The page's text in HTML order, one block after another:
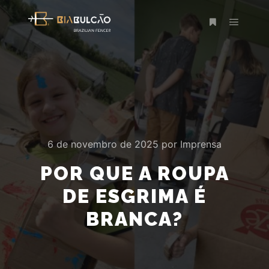
Mais
6 de novembro de 2025 por Imprensa
POR QUE A ROUPA
DE ESGRIMA É
BRANCA?